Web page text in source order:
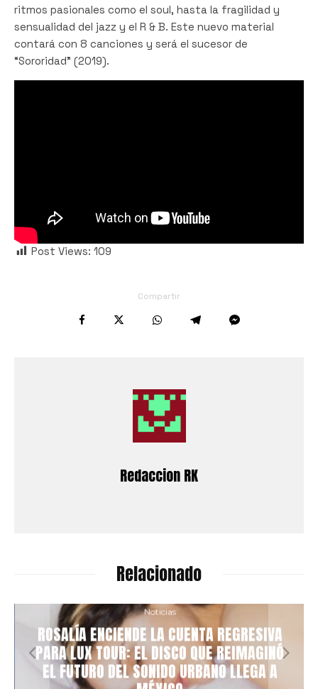
ritmos pasionales como el soul, hasta la fragilidad y
sensualidad del jazz y el R & B. Este nuevo material
contará con 8 canciones y será el sucesor de
“Sororidad” (2019).
Post Views: 109
Compartir
Redaccion RK
Relacionado
Noticias
ROSALÍA ENCIENDE LA CUENTA REGRESIVA
PARA LUX TOUR: EL DISCO QUE REIMAGINÓ
EL FUTURO DEL SONIDO URBANO LLEGA A